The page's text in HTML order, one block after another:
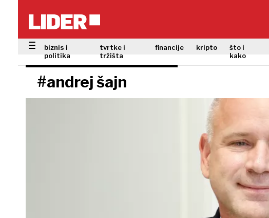
biznis i
politika
tvrtke i
tržišta
financije kripto
što i
kako
#andrej šajn